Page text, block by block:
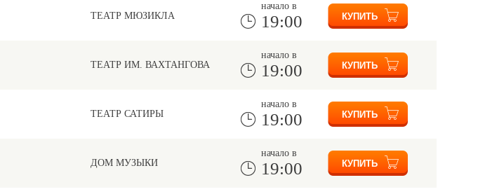
ТЕАТР МЮЗИКЛА
начало в
19:00
ТЕАТР ИМ. ВАХТАНГОВА
начало в
19:00
ТЕАТР САТИРЫ
начало в
19:00
ДОМ МУЗЫКИ
начало в
19:00